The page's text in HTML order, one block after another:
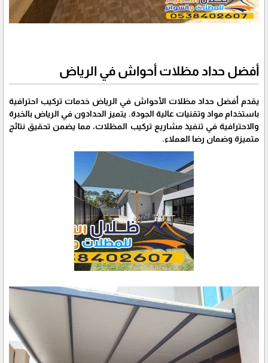
أفضل حداد مظلات أحواش في الرياض
يقدم أفضل حداد مظلات الأحواش في الرياض خدمات تركيب احترافية
باستخدام مواد وتقنيات عالية الجودة. يتميز الحدادون في الرياض بالخبرة
والاحترافية في تنفيذ مشاريع تركيب المظلات، مما يضمن تحقيق نتائج
متميزة وضمان رضا العملاء.